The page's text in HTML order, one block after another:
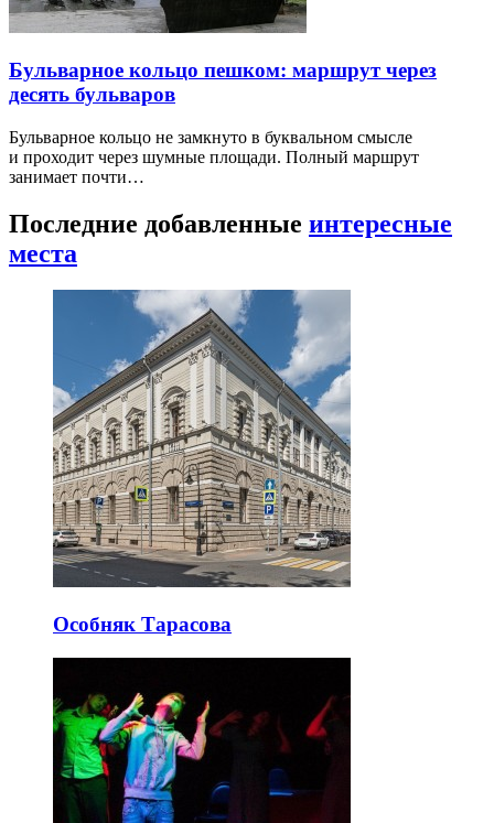
Бульварное кольцо пешком: маршрут через
десять бульваров
Бульварное кольцо не замкнуто в буквальном смысле
и проходит через шумные площади. Полный маршрут
занимает почти…
Последние добавленные интересные
места
Особняк Тарасова